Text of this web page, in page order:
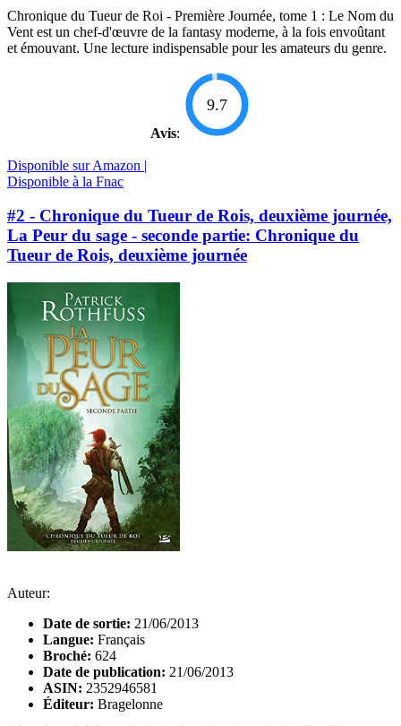
Chronique du Tueur de Roi - Première Journée, tome 1 : Le Nom du
Vent est un chef-d'œuvre de la fantasy moderne, à la fois envoûtant
et émouvant. Une lecture indispensable pour les amateurs du genre.
Avis:
9.7
Disponible sur Amazon |
Disponible à la Fnac
#2 - Chronique du Tueur de Rois, deuxième journée,
La Peur du sage - seconde partie: Chronique du
Tueur de Rois, deuxième journée
Auteur:
Date de sortie: 21/06/2013
Langue: Français
Broché: 624
Date de publication: 21/06/2013
ASIN: 2352946581
Éditeur: Bragelonne